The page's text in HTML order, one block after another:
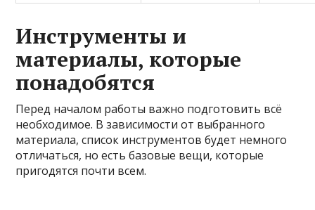
Инструменты и
материалы, которые
понадобятся
Перед началом работы важно подготовить всё
необходимое. В зависимости от выбранного
материала, список инструментов будет немного
отличаться, но есть базовые вещи, которые
пригодятся почти всем.